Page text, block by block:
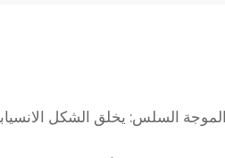
السلس: يخلق الشكل